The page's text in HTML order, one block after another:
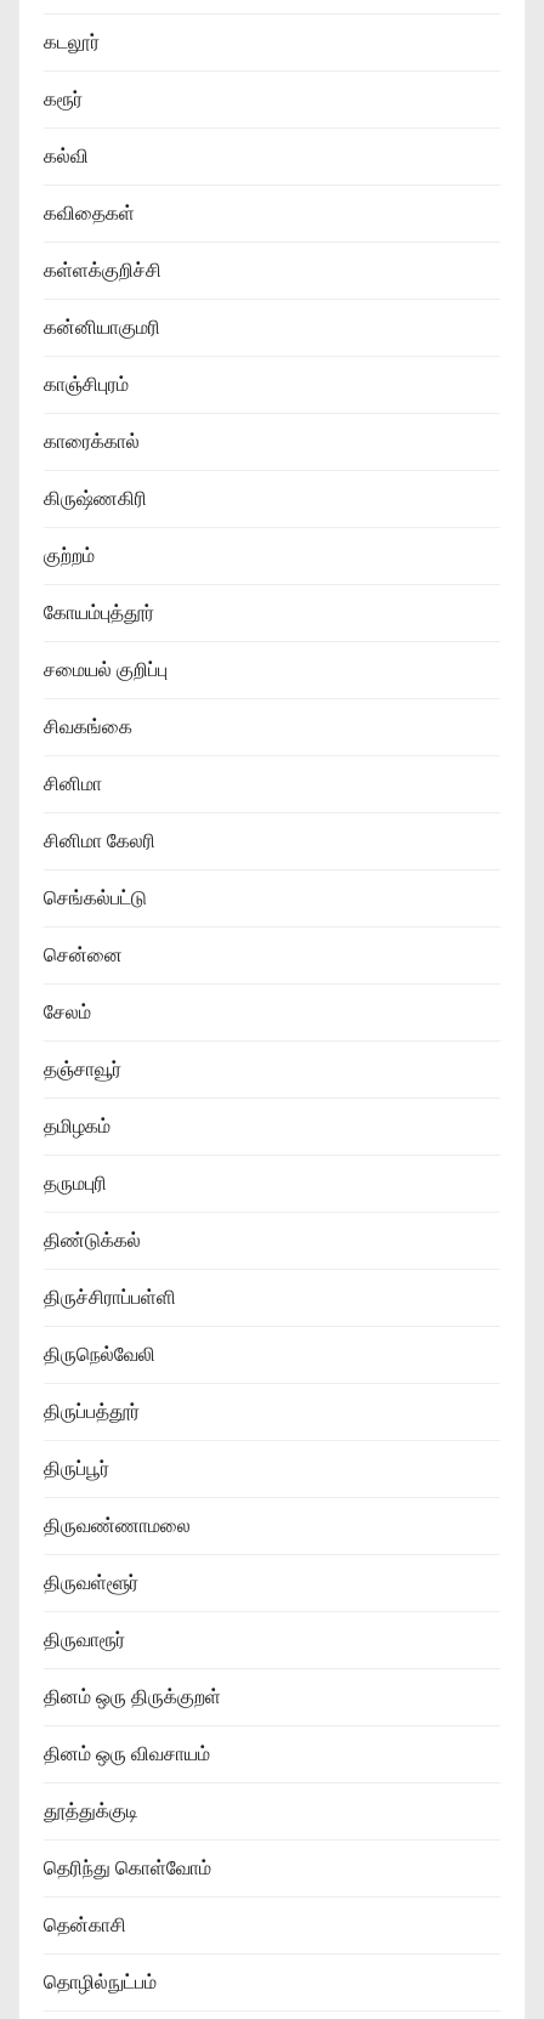
கடலூர்
கரூர்
கல்வி
கவிதைகள்
கள்ளக்குறிச்சி
கன்னியாகுமரி
காஞ்சிபுரம்
காரைக்கால்
கிருஷ்ணகிரி
குற்றம்
கோயம்புத்தூர்
சமையல் குறிப்பு
சிவகங்கை
சினிமா
சினிமா கேலரி
செங்கல்பட்டு
சென்னை
சேலம்
தஞ்சாவூர்
தமிழகம்
தருமபுரி
திண்டுக்கல்
திருச்சிராப்பள்ளி
திருநெல்வேலி
திருப்பத்தூர்
திருப்பூர்
திருவண்ணாமலை
திருவள்ளூர்
திருவாரூர்
தினம் ஒரு திருக்குறள்
தினம் ஒரு விவசாயம்
தூத்துக்குடி
தெரிந்து கொள்வோம்
தென்காசி
தொழில்நுட்பம்